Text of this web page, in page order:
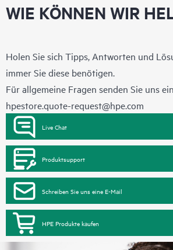
WIE KÖNNEN WIR
Holen Sie sich Tipps, Antworten und
immer Sie diese benötigen.
Für allgemeine Fragen senden Sie uns
hpestore.quote-request@hpe.com
Live Chat
Produktsupport
Schreiben Sie uns eine E-Mail
HPE Produkte kaufen